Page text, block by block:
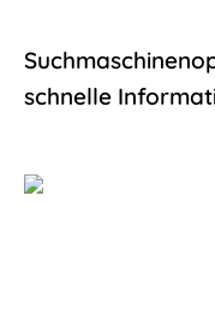
schnelle